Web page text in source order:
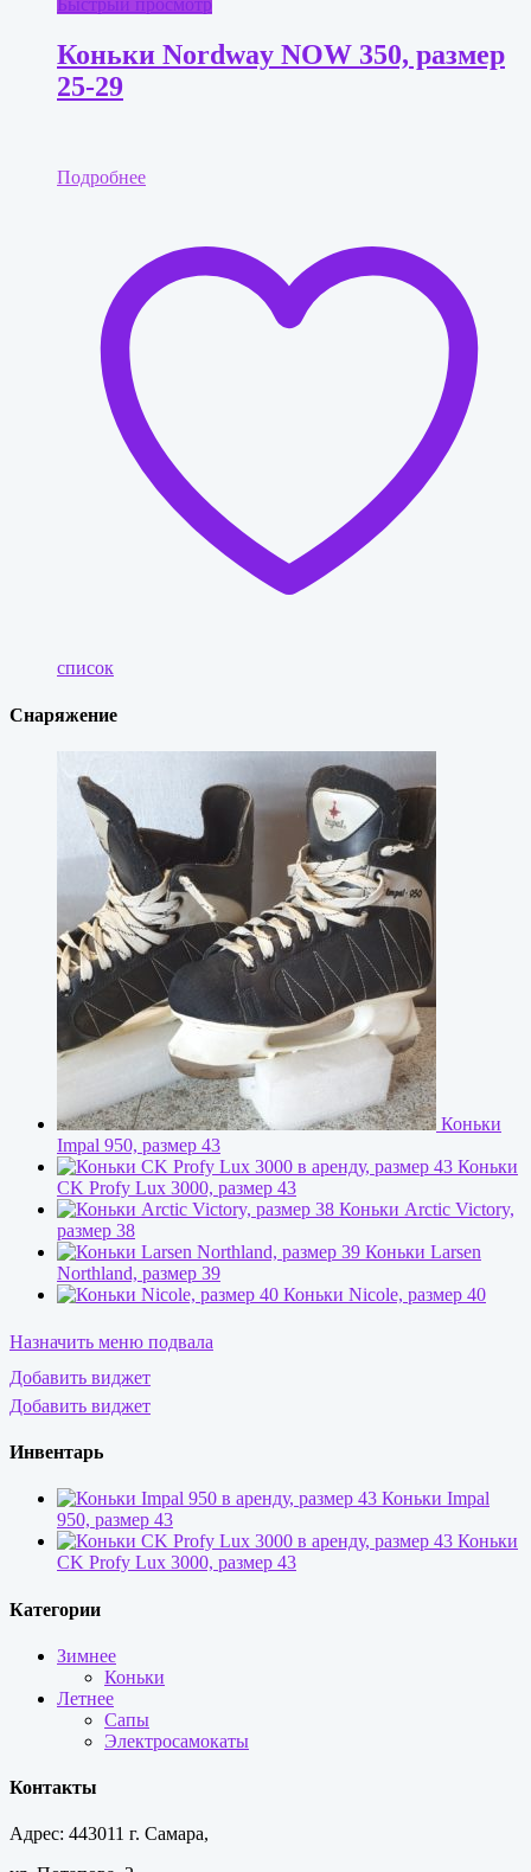
Быстрый просмотр
Коньки Nordway NOW 350, размер
25-29
Подробнее
список
Снаряжение
Коньки
Impal 950, размер 43
Коньки
CK Profy Lux 3000, размер 43
Коньки Arctic Victory,
размер 38
Коньки Larsen
Northland, размер 39
Коньки Nicole, размер 40
Назначить меню подвала
Добавить виджет
Добавить виджет
Инвентарь
Коньки Impal
950, размер 43
Коньки
CK Profy Lux 3000, размер 43
Категории
Зимнее
Коньки
Летнее
Сапы
Электросамокаты
Контакты
Адрес: 443011 г. Самара,